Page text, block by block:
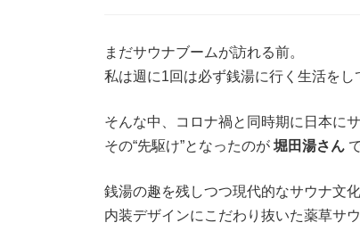
まだサウナブームが訪れる前。
私は週に1回は必ず銭湯に行く生活をし
そんな中、コロナ禍と同時期に日本に
その“先駆け”となったのが 堀田湯さん
銭湯の趣を残しつつ現代的なサウナ文
内装デザインにこだわり抜いた薬草サ